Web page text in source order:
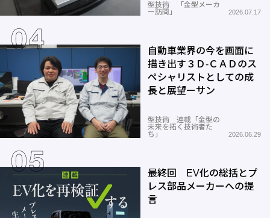
型技術 「金型メーカ
ー訪問」
2026.07.17
自動車業界の今を画面に
描き出す３Ｄ-ＣＡＤのス
ペシャリストとしての成
長と展望ーサン
型技術 連載「金型の
未来を拓く技術者た
ち」
2026.06.29
最終回 EV化の総括とプ
レス部品メーカーへの提
言